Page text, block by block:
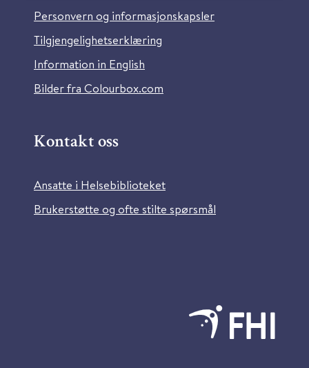
Personvern og informasjonskapsler
Tilgjengelighetserklæring
Information in English
Bilder fra Colourbox.com
Kontakt oss
Ansatte i Helsebiblioteket
Brukerstøtte og ofte stilte spørsmål